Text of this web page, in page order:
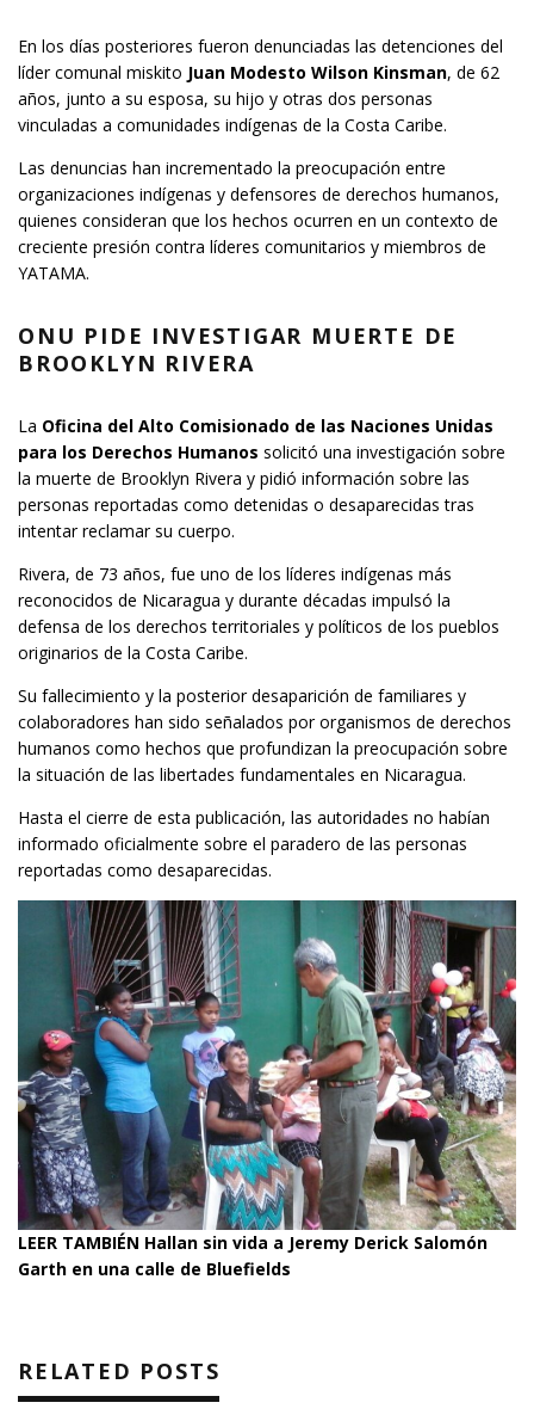
En los días posteriores fueron denunciadas las detenciones del
líder comunal miskito Juan Modesto Wilson Kinsman, de 62
años, junto a su esposa, su hijo y otras dos personas
vinculadas a comunidades indígenas de la Costa Caribe.
Las denuncias han incrementado la preocupación entre
organizaciones indígenas y defensores de derechos humanos,
quienes consideran que los hechos ocurren en un contexto de
creciente presión contra líderes comunitarios y miembros de
YATAMA.
ONU PIDE INVESTIGAR MUERTE DE
BROOKLYN RIVERA
La Oficina del Alto Comisionado de las Naciones Unidas
para los Derechos Humanos solicitó una investigación sobre
la muerte de Brooklyn Rivera y pidió información sobre las
personas reportadas como detenidas o desaparecidas tras
intentar reclamar su cuerpo.
Rivera, de 73 años, fue uno de los líderes indígenas más
reconocidos de Nicaragua y durante décadas impulsó la
defensa de los derechos territoriales y políticos de los pueblos
originarios de la Costa Caribe.
Su fallecimiento y la posterior desaparición de familiares y
colaboradores han sido señalados por organismos de derechos
humanos como hechos que profundizan la preocupación sobre
la situación de las libertades fundamentales en Nicaragua.
Hasta el cierre de esta publicación, las autoridades no habían
informado oficialmente sobre el paradero de las personas
reportadas como desaparecidas.
LEER TAMBIÉN Hallan sin vida a Jeremy Derick Salomón
Garth en una calle de Bluefields
RELATED POSTS